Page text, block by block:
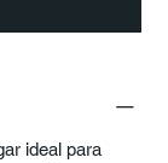
ideal para